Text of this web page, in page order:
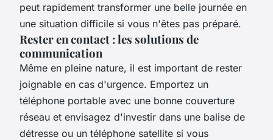
peut rapidement transformer une belle journée en
une situation difficile si vous n'êtes pas préparé.
Rester en contact : les solutions de
communication
Même en pleine nature, il est important de rester
joignable en cas d'urgence. Emportez un
téléphone portable avec une bonne couverture
réseau et envisagez d'investir dans une balise de
détresse ou un téléphone satellite si vous